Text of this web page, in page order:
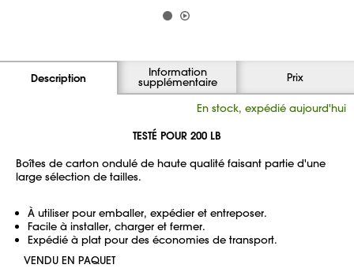
Description Information
supplémentaire Prix
En stock, expédié aujourd'hui
TESTÉ POUR 200 LB
Boîtes de carton ondulé de haute qualité faisant partie d'une
large sélection de tailles.
À utiliser pour emballer, expédier et entreposer.
Facile à installer, charger et fermer.
Expédié à plat pour des économies de transport.
VENDU EN PAQUET